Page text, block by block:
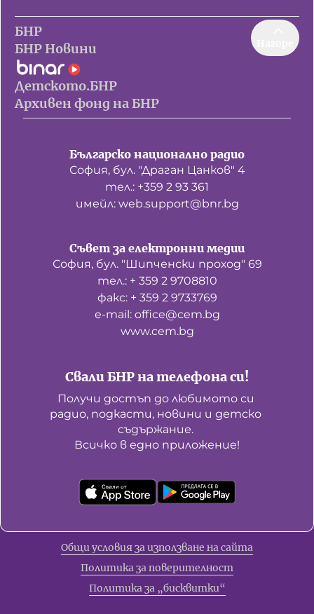
БНР
БНР Новини
Детското.БНР
Архивен фонд на БНР
Българско национално радио
София, бул. "Драган Цанков" 4
тел.: +359 2 93 361
имейл: web.support@bnr.bg
Свали БНР на телефона си!
Получи достъп до любимото си
радио, подкасти, новини и детско
съдържание.
Всичко в едно приложение!
Съвет за електронни медии
София, бул. "Шипченски проход" 69
тел.: + 359 2 9708810
факс: + 359 2 9733769
е-mail: office@cem.bg
www.cem.bg
Общи условия за използване на сайта
Политика за поверителност
Политика за „бисквитки“